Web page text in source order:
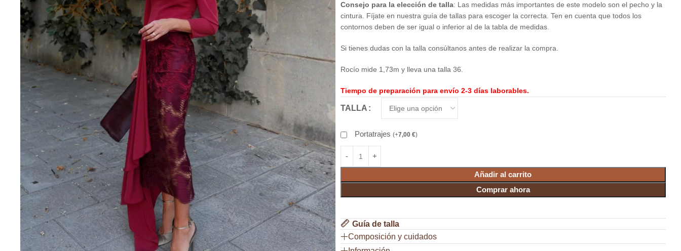
Consejo para la elección de talla: Las medidas más importantes de este modelo son el pecho y la
cintura. Fíjate en nuestra guía de tallas para escoger la correcta. Ten en cuenta que todos los
contornos deben de ser igual o inferior al de la tabla de medidas.
Si tienes dudas con la talla consúltanos antes de realizar la compra.
Rocío mide 1,73m y lleva una talla 36.
Tiempo de preparación para envío 2-3 días laborables.
TALLA
Portatrajes (+7,00 €)
Añadir al carrito
Comprar ahora
Guía de talla
Composición y cuidados